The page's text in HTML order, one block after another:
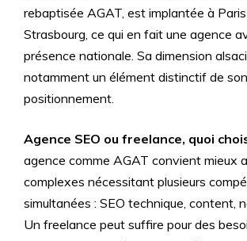
rebaptisée AGAT, est implantée à
Strasbourg, ce qui en fait une agence
présence nationale. Sa dimension
notamment un élément distinctif de son
positionnement.
Agence SEO ou freelance, quoi
agence comme AGAT convient mieux
complexes nécessitant plusieurs
simultanées : SEO technique, content,
Un freelance peut suffire pour des